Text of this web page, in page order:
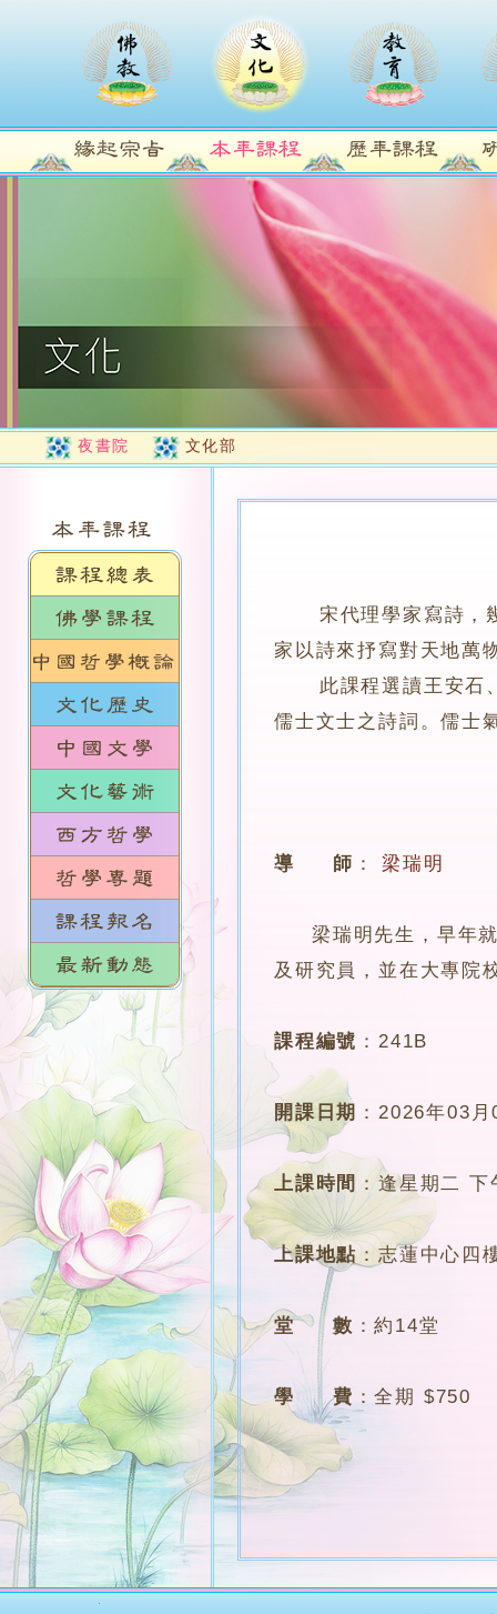
夜書院 文化部
宋代理學家寫詩，幾
家以詩來抒寫對天地萬
此課程選讀王安石、
儒士文士之詩詞。儒士
導 師 ： 梁瑞明
梁瑞明先生，早年就
及研究員，並在大專院
課程編號 ：241B
開課日期 ：2026年03月
上課時間 ：逢星期二
上課地點 ：志蓮中心四
堂 數 ：約14堂
學 費 ：全期 $750